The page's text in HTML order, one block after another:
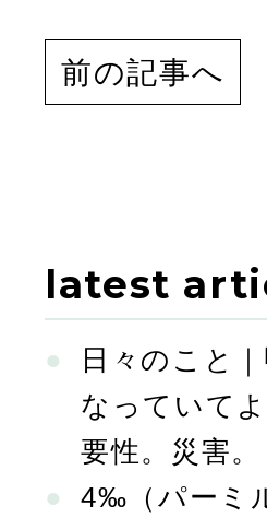
前の記事へ
latest
日々のこと
なっていて
要性。災害。
4‰（パーミ